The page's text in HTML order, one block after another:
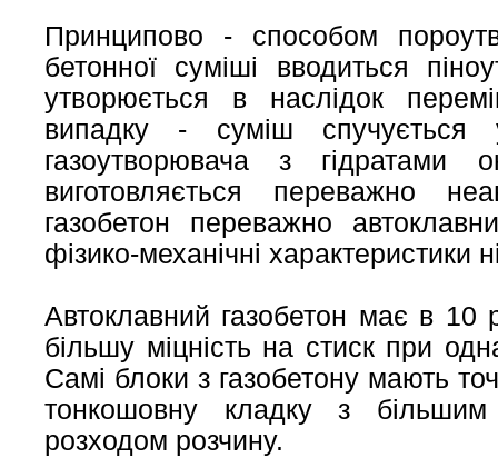
Принципово - способом
бетонної суміші вводиться
утворюється в наслідок
випадку - суміш спучується
газоутворювача з гідратами
виготовляється переважно
газобетон переважно
фізико-механічні характеристики
Автоклавний газобетон має в 10
більшу міцність на стиск при
Самі блоки з газобетону мають
тонкошовну кладку з
розходом розчину.